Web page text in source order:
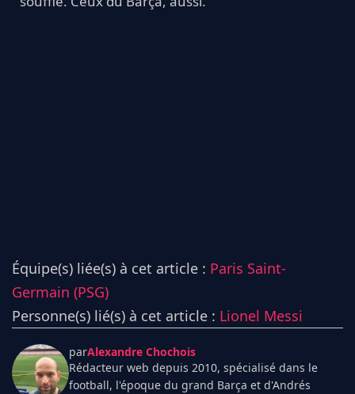
Équipe(s) liée(s) à cet article : Paris Saint-
Germain (PSG)
Personne(s) lié(s) à cet article : Lionel Messi
parAlexandre Chochois
Rédacteur web depuis 2010, spécialisé dans le
football, l'époque du grand Barça et d'Andrés